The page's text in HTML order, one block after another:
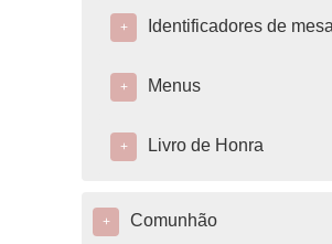
+ Identificadores de mesa
+ Menus
+ Livro de Honra
+ Comunhão